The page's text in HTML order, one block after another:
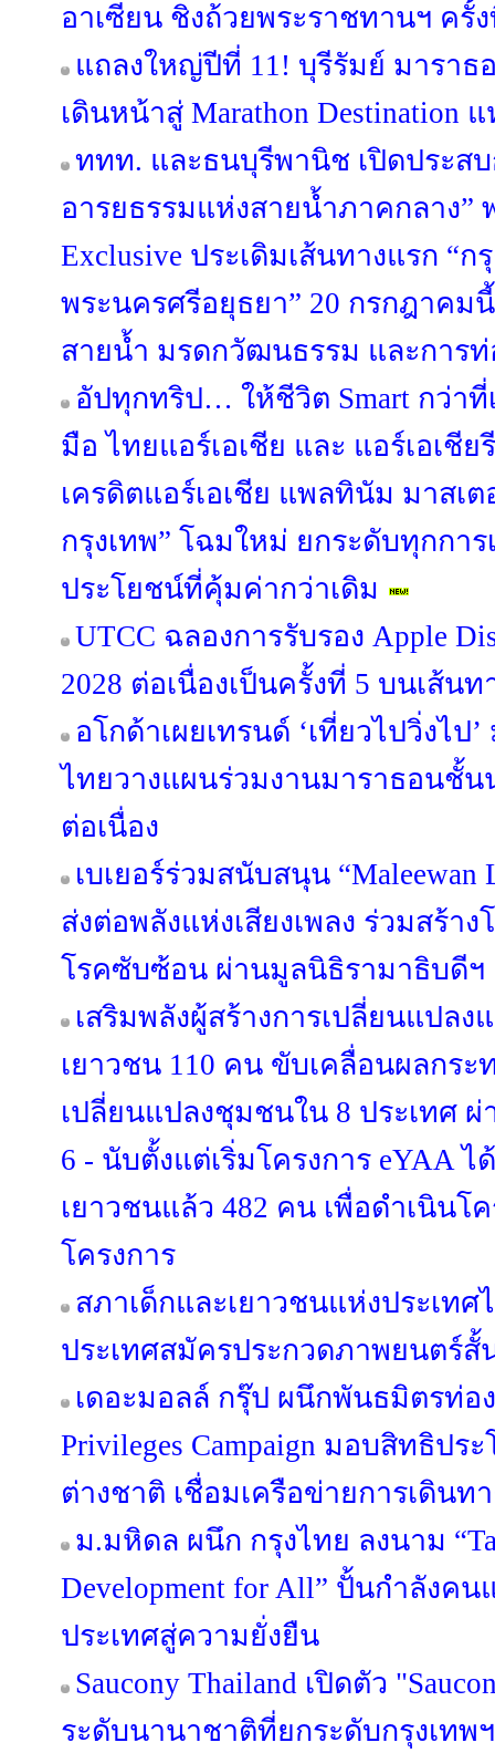
อาเซียน ชิงถ้วยพระราชทานฯ ครั้
แถลงใหญ่ปีที่ 11! บุรีรัมย์ มาราธ
เดินหน้าสู่ Marathon Destination แ
ททท. และธนบุรีพานิช เปิดประสบ
อารยธรรมแห่งสายน้ำภาคกลาง”
Exclusive ประเดิมเส้นทางแรก “ก
พระนครศรีอยุธยา” 20 กรกฎาคม
สายน้ำ มรดกวัฒนธรรม และการท่
อัปทุกทริป… ให้ชีวิต Smart กว่าที่
มือ ไทยแอร์เอเชีย และ แอร์เอเชีย
เครดิตแอร์เอเชีย แพลทินัม มาสเ
กรุงเทพ” โฉมใหม่ ยกระดับทุกกา
ประโยชน์ที่คุ้มค่ากว่าเดิม
UTCC ฉลองการรับรอง Apple
2028 ต่อเนื่องเป็นครั้งที่ 5 บนเส้นท
อโกด้าเผยเทรนด์ ‘เที่ยวไปวิ่งไป
ไทยวางแผนร่วมงานมาราธอนชั้น
ต่อเนื่อง
เบเยอร์ร่วมสนับสนุน “Maleewan
ส่งต่อพลังแห่งเสียงเพลง ร่วมสร้า
โรคซับซ้อน ผ่านมูลนิธิรามาธิบดีฯ
เสริมพลังผู้สร้างการเปลี่ยนแปล
เยาวชน 110 คน ขับเคลื่อนผลกร
เปลี่ยนแปลงชุมชนใน 8 ประเทศ ผ่
6 - นับตั้งแต่เริ่มโครงการ eYAA
เยาวชนแล้ว 482 คน เพื่อดำเนินโ
โครงการ
สภาเด็กและเยาวชนแห่งประเท
ประเทศสมัครประกวดภาพยนตร์สั้
เดอะมอลล์ กรุ๊ป ผนึกพันธมิตรท่อ
Privileges Campaign มอบสิทธิปร
ต่างชาติ เชื่อมเครือข่ายการเดินท
ม.มหิดล ผนึก กรุงไทย ลงนาม
Development for All” ปั้นกำลังค
ประเทศสู่ความยั่งยืน
Saucony Thailand เปิดตัว
ระดับนานาชาติที่ยกระดับกรุงเทพ